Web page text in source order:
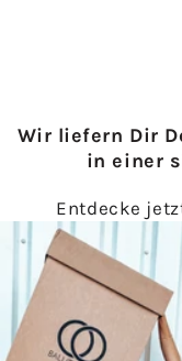
Wir liefern Dir
in einer
Entdecke